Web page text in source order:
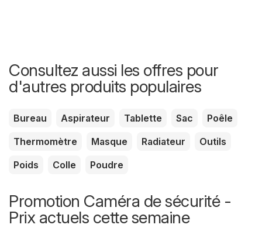
Consultez aussi les offres pour
d'autres produits populaires
Bureau Aspirateur Tablette Sac
Poêle
Thermomètre
Masque Radiateur
Outils
Poids
Colle Poudre
Promotion Caméra de sécurité -
Prix ​​actuels cette semaine